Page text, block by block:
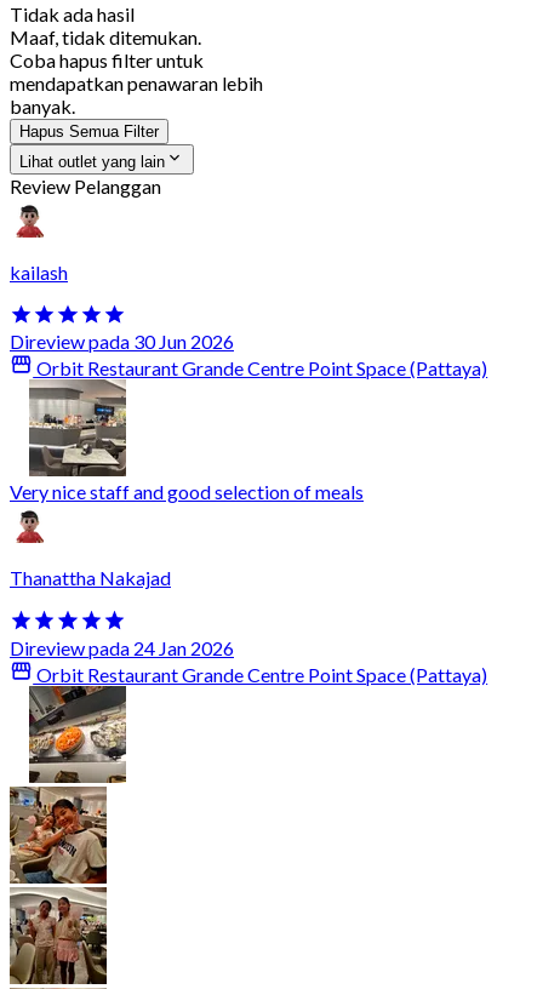
Tidak ada hasil
Maaf, tidak ditemukan.
Coba hapus filter untuk
mendapatkan penawaran lebih
banyak.
Hapus Semua Filter
Lihat outlet yang lain
Review Pelanggan
kailash
Direview pada 30 Jun 2026
Orbit Restaurant Grande Centre Point Space (Pattaya)
Very nice staff and good selection of meals
Thanattha Nakajad
Direview pada 24 Jan 2026
Orbit Restaurant Grande Centre Point Space (Pattaya)